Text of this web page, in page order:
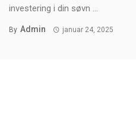
investering i din søvn ...
By Admin januar 24, 2025